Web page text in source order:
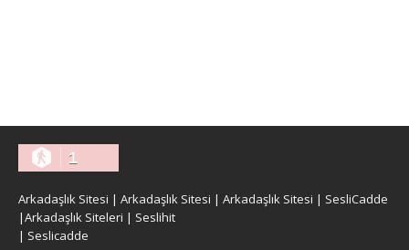
1
Arkadaşlık Sitesi | Arkadaşlık Sitesi | Arkadaşlık Sitesi | SesliCadde
|Arkadaşlık Siteleri | Seslihit
| Seslicadde